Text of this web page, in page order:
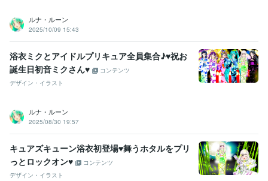
ルナ・ルーン
2025/10/09 15:43
浴衣ミクとアイドルプリキュア全員集合♪♥祝お
誕生日初音ミクさん♥
コンテンツ
デザイン・イラスト
ルナ・ルーン
2025/08/30 19:57
キュアズキューン浴衣初登場♥舞うホタルをプリ
っとロックオン♥
コンテンツ
デザイン・イラスト